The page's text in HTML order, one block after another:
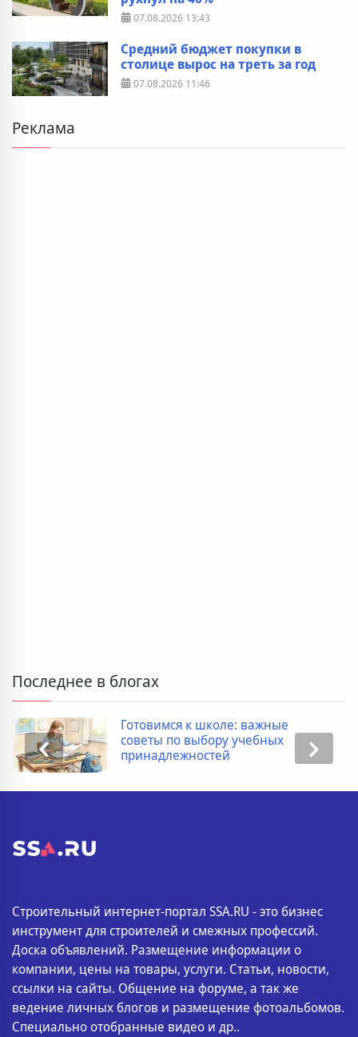
07.08.2026 13:43
Средний бюджет покупки в
столице вырос на треть за год
07.08.2026 11:46
Реклама
Последнее в блогах
Готовимся к школе: важные
советы по выбору учебных
принадлежностей
Строительный интернет-портал SSA.RU - это бизнес
инструмент для строителей и смежных профессий.
Доска объявлений. Размещение информации о
компании, цены на товары, услуги. Статьи, новости,
ссылки на сайты. Общение на форуме, а так же
ведение личных блогов и размещение фотоальбомов.
Специально отобранные видео и др..